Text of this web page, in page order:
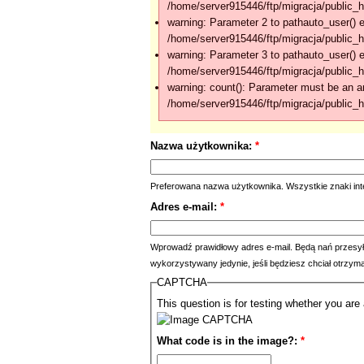
/home/server915446/ftp/migracja/
warning: Parameter 2 to pathauto_user()
/home/server915446/ftp/migracja/
warning: Parameter 3 to pathauto_user()
/home/server915446/ftp/migracja/
warning: count(): Parameter must be an
/home/server915446/ftp/migracja/
Nazwa użytkownika:*
Preferowana nazwa użytkownika. Wszystkie znaki
Adres e-mail:*
Wprowadź prawidłowy adres e-mail. Będą nań
wykorzystywany jedynie, jeśli będziesz chciał
CAPTCHA
This question is for testing whether you
What code is in the image?:*